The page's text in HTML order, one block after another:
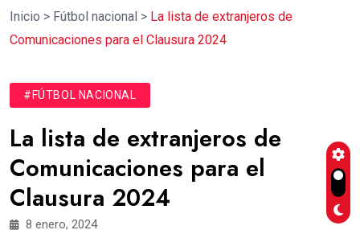
Inicio > Fútbol nacional > La lista de extranjeros de
Comunicaciones para el Clausura 2024
#FÚTBOL NACIONAL
La lista de extranjeros de
Comunicaciones para el
Clausura 2024
8 enero, 2024